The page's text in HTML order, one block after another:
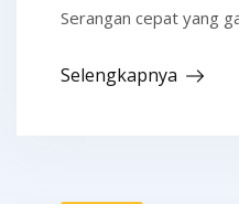
Serangan cepat yang
Selengkapnya